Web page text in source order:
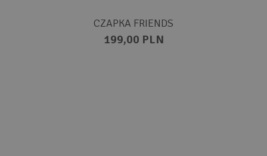
CZAPKA FRIENDS
199,00 PLN